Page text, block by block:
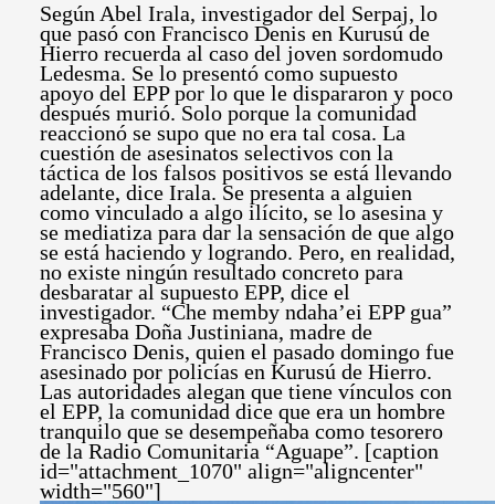
Según Abel Irala, investigador del Serpaj, lo
que pasó con Francisco Denis en Kurusú de
Hierro recuerda al caso del joven sordomudo
Ledesma. Se lo presentó como supuesto
apoyo del EPP por lo que le dispararon y poco
después murió. Solo porque la comunidad
reaccionó se supo que no era tal cosa. La
cuestión de asesinatos selectivos con la
táctica de los falsos positivos se está llevando
adelante, dice Irala. Se presenta a alguien
como vinculado a algo ilícito, se lo asesina y
se mediatiza para dar la sensación de que algo
se está haciendo y logrando. Pero, en realidad,
no existe ningún resultado concreto para
desbaratar al supuesto EPP, dice el
investigador. “Che memby ndaha’ei EPP gua”
expresaba Doña Justiniana, madre de
Francisco Denis, quien el pasado domingo fue
asesinado por policías en Kurusú de Hierro.
Las autoridades alegan que tiene vínculos con
el EPP, la comunidad dice que era un hombre
tranquilo que se desempeñaba como tesorero
de la Radio Comunitaria “Aguape”. [caption
id="attachment_1070" align="aligncenter"
width="560"]